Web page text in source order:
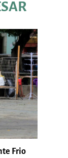
Frio